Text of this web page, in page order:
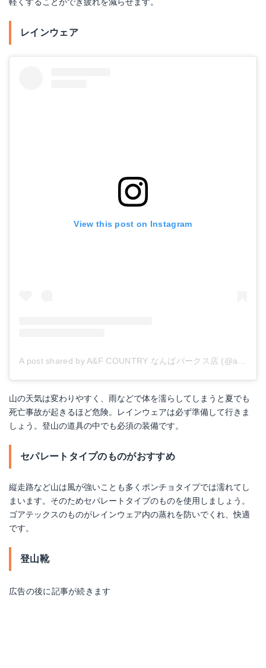
レインウェア
View this post on Instagram
山の天気は変わりやすく、雨などで体を濡らしてしまうと夏でも
死亡事故が起きるほど危険。レインウェアは必ず準備して行きま
しょう。登山の道具の中でも必須の装備です。
セパレートタイプのものがおすすめ
縦走路など山は風が強いことも多くポンチョタイプでは濡れてし
まいます。そのためセパレートタイプのものを使用しましょう。
ゴアテックスのものがレインウェア内の蒸れを防いでくれ、快適
です。
登山靴
広告の後に記事が続きます